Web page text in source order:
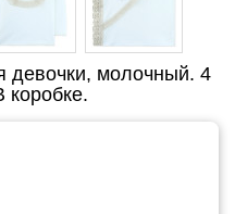
девочки, молочный. 4
коробке.